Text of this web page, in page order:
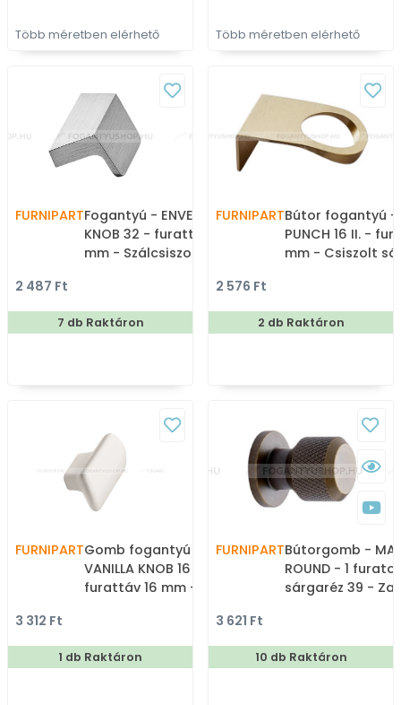
Több méretben elérhető Több méretben elérhető
FURNIPARTFogantyú - ENVELOPE
KNOB 32 - furattáv 32
mm - Szálcsiszolt 66 -
méretben gyártott fém
bútorfogantyú
2 487 Ft
7 db Raktáron
FURNIPARTBútor fogantyú -
PUNCH 16 II. -
mm - Csiszolt
színes fém
2 576 Ft
2 db Raktáron
FURNIPARTGomb fogantyú -
VANILLA KNOB 16 Festett -
furattáv 16 mm - Fehér 0
porcelánnal kombinált
antikolt fém
gombfogantyú
3 312 Ft
1 db Raktáron
FURNIPARTBútorgomb -
ROUND - 1
sárgaréz 39 -
gombfogantyú
(szögletes,
3 621 Ft
10 db Raktáron